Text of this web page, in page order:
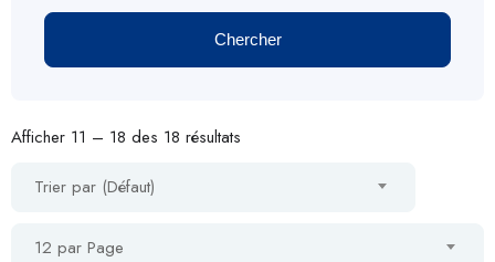
Chercher
Afficher 11 – 18 des 18 résultats
Trier par (Défaut)
12 par Page